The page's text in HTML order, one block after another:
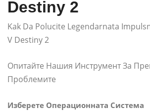
Destiny 2
Kak Da Polucite Legendarnata
V Destiny 2
Опитайте Нашия Инструмент За
Проблемите
Изберете Операционната Система